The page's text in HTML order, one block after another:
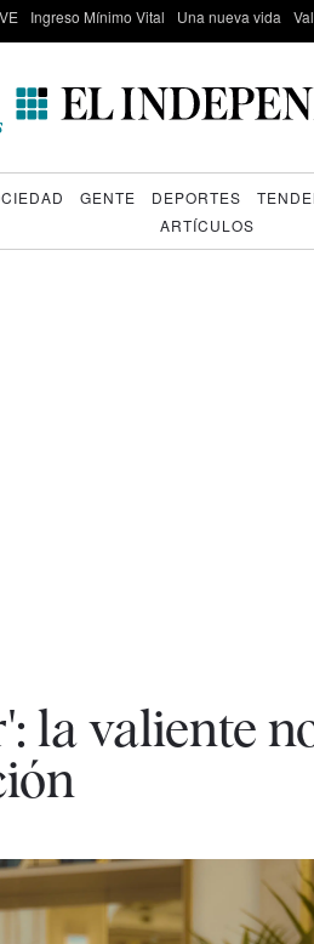
Ingreso Mínimo Vital Una nueva vida
GENTE DEPORTES
ARTÍCULOS
la valiente